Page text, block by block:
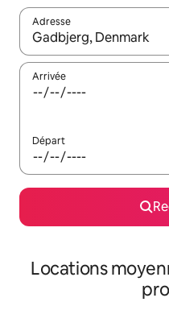
Adresse
Lorsque les résultats
Arrivée
Départ
Locations